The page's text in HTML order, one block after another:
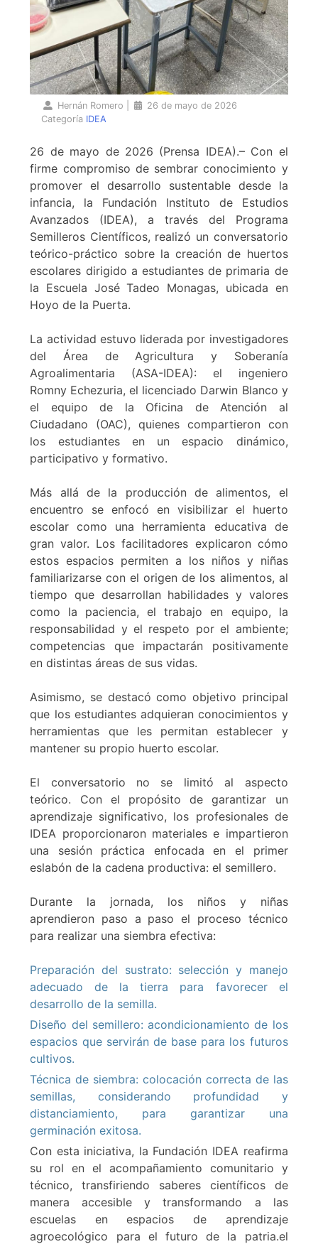
Hernán Romero
26 de mayo de 2026
Categoría IDEA
26 de mayo de 2026 (Prensa IDEA).– Con el
firme compromiso de sembrar conocimiento y
promover el desarrollo sustentable desde la
infancia, la Fundación Instituto de Estudios
Avanzados (IDEA), a través del Programa
Semilleros Científicos, realizó un conversatorio
teórico-práctico sobre la creación de huertos
escolares dirigido a estudiantes de primaria de
la Escuela José Tadeo Monagas, ubicada en
Hoyo de la Puerta.
La actividad estuvo liderada por investigadores
del Área de Agricultura y Soberanía
Agroalimentaria (ASA-IDEA): el ingeniero
Romny Echezuria, el licenciado Darwin Blanco y
el equipo de la Oficina de Atención al
Ciudadano (OAC), quienes compartieron con
los estudiantes en un espacio dinámico,
participativo y formativo.
Más allá de la producción de alimentos, el
encuentro se enfocó en visibilizar el huerto
escolar como una herramienta educativa de
gran valor. Los facilitadores explicaron cómo
estos espacios permiten a los niños y niñas
familiarizarse con el origen de los alimentos, al
tiempo que desarrollan habilidades y valores
como la paciencia, el trabajo en equipo, la
responsabilidad y el respeto por el ambiente;
competencias que impactarán positivamente
en distintas áreas de sus vidas.
Asimismo, se destacó como objetivo principal
que los estudiantes adquieran conocimientos y
herramientas que les permitan establecer y
mantener su propio huerto escolar.
El conversatorio no se limitó al aspecto
teórico. Con el propósito de garantizar un
aprendizaje significativo, los profesionales de
IDEA proporcionaron materiales e impartieron
una sesión práctica enfocada en el primer
eslabón de la cadena productiva: el semillero.
Durante la jornada, los niños y niñas
aprendieron paso a paso el proceso técnico
para realizar una siembra efectiva:
Preparación del sustrato: selección y manejo
adecuado de la tierra para favorecer el
desarrollo de la semilla.
Diseño del semillero: acondicionamiento de los
espacios que servirán de base para los futuros
cultivos.
Técnica de siembra: colocación correcta de las
semillas, considerando profundidad y
distanciamiento, para garantizar una
germinación exitosa.
Con esta iniciativa, la Fundación IDEA reafirma
su rol en el acompañamiento comunitario y
técnico, transfiriendo saberes científicos de
manera accesible y transformando a las
escuelas en espacios de aprendizaje
agroecológico para el futuro de la patria.el